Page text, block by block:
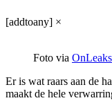
[addtoany] ×
Foto via OnLeaks
Er is wat raars aan de
maakt de hele